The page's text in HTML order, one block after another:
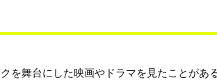
を舞台にした映画やドラマを見たことがあ